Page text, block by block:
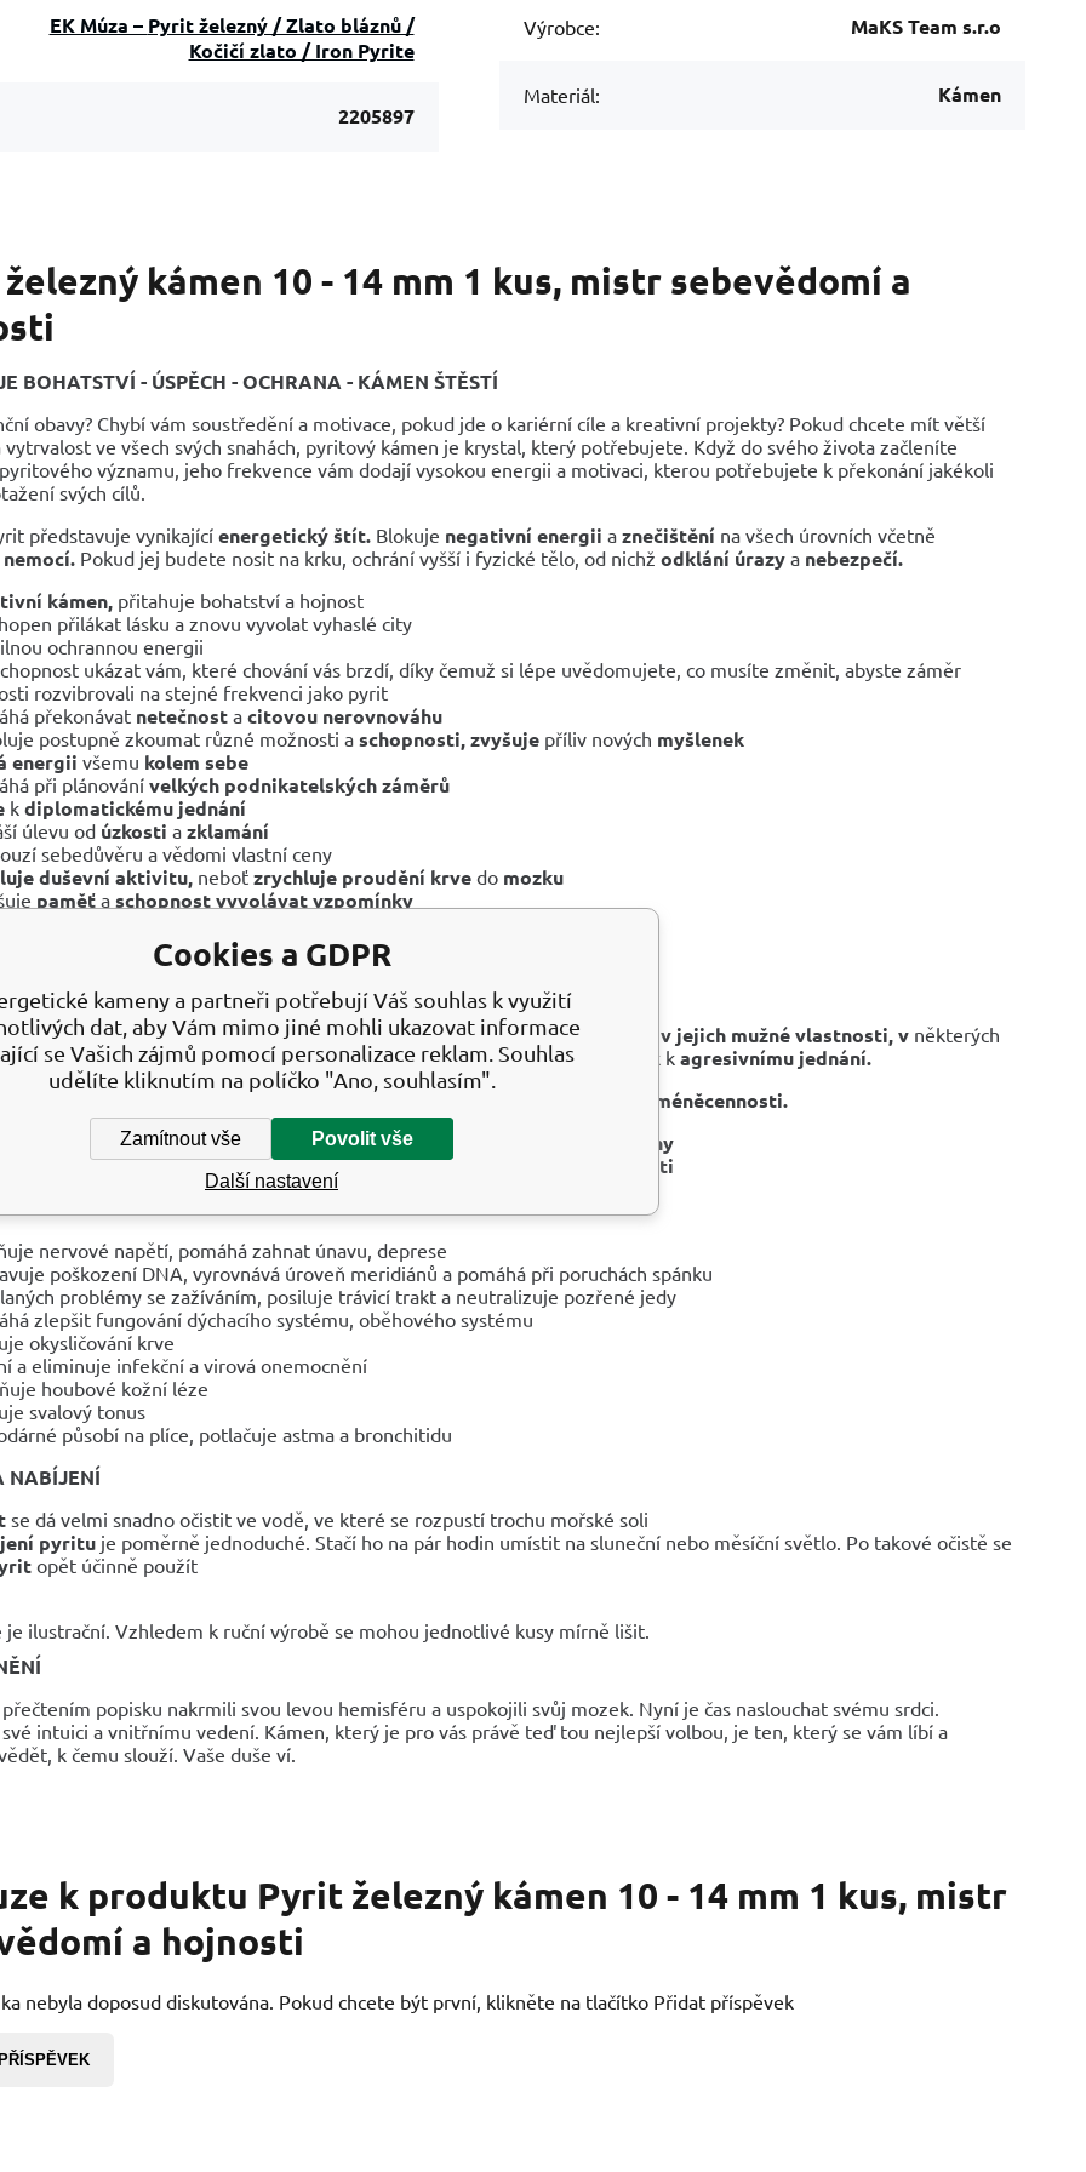
EK Múza – Pyrit železný / Zlato bláznů /
Kočičí zlato / Iron Pyrite
2205897
Výrobce: MaKS Team s.r.o
Materiál: Kámen
kámen 10 - 14 mm 1 kus, mistr sebevědomí a
BOHATSTVÍ - ÚSPĚCH - OCHRANA - KÁMEN ŠTĚSTÍ
obavy? Chybí vám soustředění a motivace, pokud jde o kariérní cíle a kreativní projekty? Pokud chcete mít větší
vytrvalost ve všech svých snahách, pyritový kámen je krystal, který potřebujete. Když do svého života začleníte
významu, jeho frekvence vám dodají vysokou energii a motivaci, kterou potřebujete k překonání jakékoli
svých cílů.
představuje vynikající energetický štít. Blokuje negativní energii a znečištění na všech úrovních včetně
nemocí. Pokud jej budete nosit na krku, ochrání vyšší i fyzické tělo, od nichž odklání úrazy a nebezpečí.
kámen, přitahuje bohatství a hojnost
přilákat lásku a znovu vyvolat vyhaslé city
ochrannou energii
ukázat vám, které chování vás brzdí, díky čemuž si lépe uvědomujete, co musíte změnit, abyste záměr
rozvibrovali na stejné frekvenci jako pyrit
překonávat netečnost a citovou nerovnováhu
postupně zkoumat různé možnosti a schopnosti, zvyšuje příliv nových myšlenek
energii všemu kolem sebe
při plánování velkých podnikatelských záměrů
k diplomatickému jednání
úlevu od úzkosti a zklamání
sebedůvěru a vědomi vlastní ceny
duševní aktivitu, neboť zrychluje proudění krve do mozku
paměť a schopnost vyvolávat vzpomínky
melancholiiahlubokému zoufalství
překonává únavuavyčerpanost
prosakování energie z fyzického tělaa zaury
kteří se cítí v podřízeném postavení,zvyšuje jim sebevědomí a víru v jejich mužné vlastnosti, v některých
— u mužů typu „macho" — však může být tento vliv až příliš silný a vede pak k agresivnímu jednání.
překonat podřízené, „služebné" postavení společně s komplexem
méněcennosti.
léčení,který působí velice rychle aodhaluje nerovnováhy
odhalování kořenů karmickéapsychosomatické nevyrovnanosti
nervové napětí, pomáhá zahnat únavu, deprese
poškození DNA, vyrovnává úroveň meridiánů a pomáhá při poruchách spánku
problémy se zažíváním, posiluje trávicí trakt a neutralizuje pozřené jedy
zlepšit fungování dýchacího systému, oběhového systému
okysličování krve
a eliminuje infekční a virová onemocnění
houbové kožní léze
svalový tonus
působí na plíce, potlačuje astma a bronchitidu
NABÍJENÍ
se dá velmi snadno očistit ve vodě, ve které se rozpustí trochu mořské soli
pyritu je poměrně jednoduché. Stačí ho na pár hodin umístit na sluneční nebo měsíční světlo. Po takové očistě se
opět účinně použít
ilustrační. Vzhledem k ruční výrobě se mohou jednotlivé kusy mírně lišit.
popisku nakrmili svou levou hemisféru a uspokojili svůj mozek. Nyní je čas naslouchat svému srdci.
intuici a vnitřnímu vedení. Kámen, který je pro vás právě teď tou nejlepší volbou, je ten, který se vám líbí a
k čemu slouží. Vaše duše ví.
k produktu Pyrit železný kámen 10 - 14 mm 1 kus, mistr
a hojnosti
nebyla doposud diskutována. Pokud chcete být první, klikněte na tlačítko Přidat příspěvek
Cookies a GDPR
kameny a partneři potřebují Váš souhlas k využití
dat, aby Vám mimo jiné mohli ukazovat informace
se Vašich zájmů pomocí personalizace reklam. Souhlas
udělíte kliknutím na políčko "Ano, souhlasím".
Zamítnout vše Povolit vše
Další nastavení